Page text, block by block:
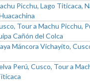
Picchu, Lago Titicaca,
Tour a Machu Picchu,
Cañón del Colca
Máncora Vichayito,
Perú, Cusco, Tour a